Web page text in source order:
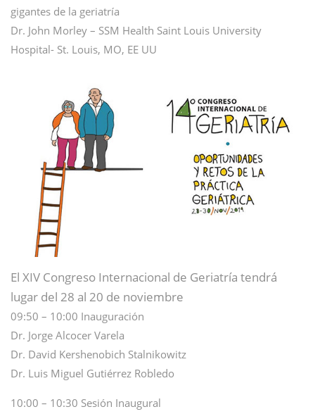
gigantes de la geriatría
Dr. John Morley – SSM Health Saint Louis University
Hospital- St. Louis, MO, EE UU
El XIV Congreso Internacional de Geriatría tendrá
lugar del 28 al 20 de noviembre
09:50 – 10:00 Inauguración
Dr. Jorge Alcocer Varela
Dr. David Kershenobich Stalnikowitz
Dr. Luis Miguel Gutiérrez Robledo
10:00 – 10:30 Sesión Inaugural